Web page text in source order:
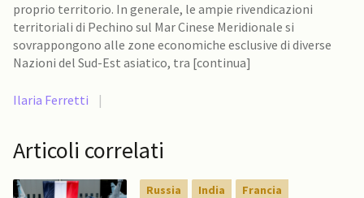
proprio territorio. In generale, le ampie rivendicazioni
territoriali di Pechino sul Mar Cinese Meridionale si
sovrappongono alle zone economiche esclusive di diverse
Nazioni del Sud-Est asiatico, tra [continua]
Ilaria Ferretti |
Articoli correlati
Russia India Francia